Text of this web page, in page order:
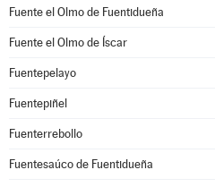
Fuente el Olmo de Fuentidueña
Fuente el Olmo de Íscar
Fuentepelayo
Fuentepiñel
Fuenterrebollo
Fuentesaúco de Fuentidueña